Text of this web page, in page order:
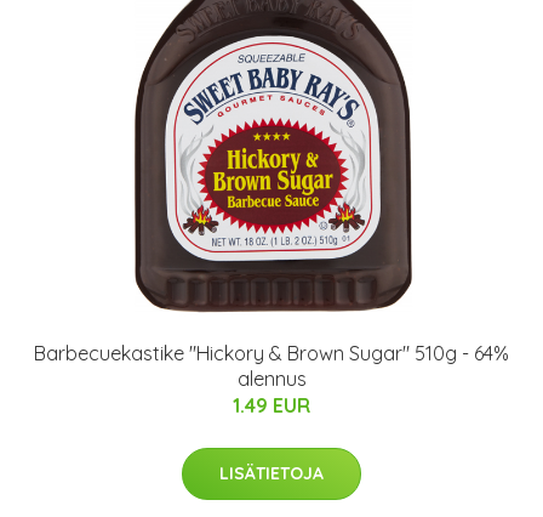
Barbecuekastike "Hickory & Brown Sugar" 510g - 64%
alennus
1.49 EUR
LISÄTIETOJA